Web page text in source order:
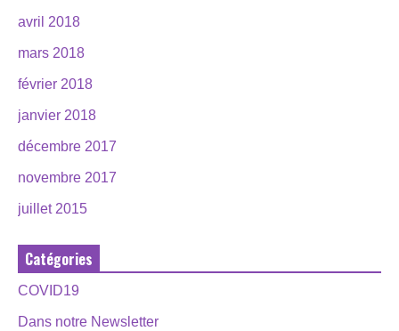
avril 2018
mars 2018
février 2018
janvier 2018
décembre 2017
novembre 2017
juillet 2015
Catégories
COVID19
Dans notre Newsletter